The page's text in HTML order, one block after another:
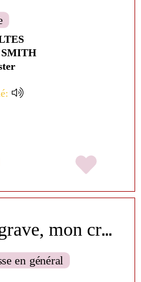
SMITH
C
e n'est pas grave, mon crapaud
en général